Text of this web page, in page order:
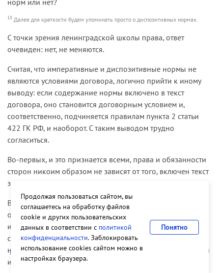
10 Далее для краткости будем упоминать просто о диспозитивных нормах.
С точки зрения ленинградской школы права, ответ
очевиден: нет, не меняются.
Считая, что императивные и диспозитивные нормы не
являются условиями договора, логично прийти к иному
выводу: если содержание нормы включено в текст
договора, оно становится договорным условием и,
соответственно, подчиняется правилам пункта 2 статьи
422 ГК РФ, и наоборот. С таким выводом трудно
согласиться.
Во-первых, и это признается всеми, права и обязанности
сторон никоим образом не зависят от того, включен текст
закона в договор или нет.
Во-вторых, зная договорную практику, трудно увидеть
особый юридический смысл в цитировании в договоре
императивных и диспозитивных норм. Часто это вызвано
случайными обстоятельствами, например желанием
напомнить исполнителям договора о правилах, которыми
им нужно руководствоваться.
Продолжая пользоваться сайтом, вы
соглашаетесь на обработку файлов
cookie и других пользовательских
данных в соответствии с политикой
конфиденциальности. Заблокировать
использование cookies сайтом можно в
настройках браузера.
Понятно